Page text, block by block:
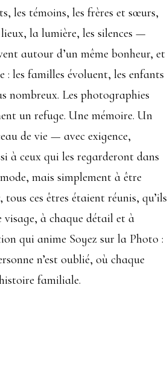
les témoins, les frères et sœurs,
la lumière, les silences —
autour d’un même bonheur, et
les familles évoluent, les enfants
nombreux. Les photographies
un refuge. Une mémoire. Un
de vie — avec exigence,
à ceux qui les regarderont dans
mais simplement à être
ces êtres étaient réunis, qu’ils
visage, à chaque détail et à
qui anime Soyez sur la Photo :
n’est oublié, où chaque
familiale.